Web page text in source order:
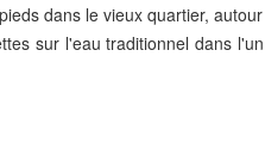
dans le vieux quartier, autour
sur l'eau traditionnel dans l'un